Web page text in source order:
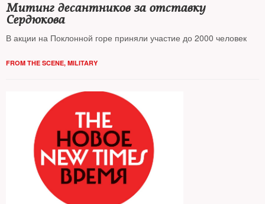
Митинг десантников за отставку
Сердюкова
В акции на Поклонной горе приняли участие до 2000 человек
FROM THE SCENE, MILITARY